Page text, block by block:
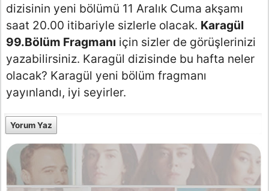
dizisinin yeni bölümü 11 Aralık Cuma akşamı
saat 20.00 itibariyle sizlerle olacak. Karagül
99.Bölüm Fragmanı için sizler de görüşlerinizi
yazabilirsiniz. Karagül dizisinde bu hafta neler
olacak? Karagül yeni bölüm fragmanı
yayınlandı, iyi seyirler.
Yorum Yaz